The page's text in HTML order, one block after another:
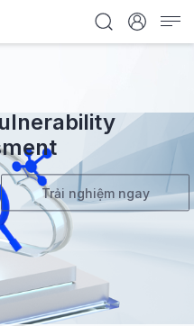
Trải nghiệm ngay